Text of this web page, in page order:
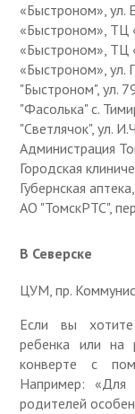
«Быстроном», ул.
«Быстроном», ТЦ
«Быстроном», ТЦ
«Быстроном», ул.
"Быстроном", ул.
"Фасолька" с.
"Светлячок", ул.
Администрация
Городская
Губернская
АО "ТомскРТС",
В Северске
ЦУМ, пр.
Если вы хотите
ребенка или на
конверте с
Например:
родителей